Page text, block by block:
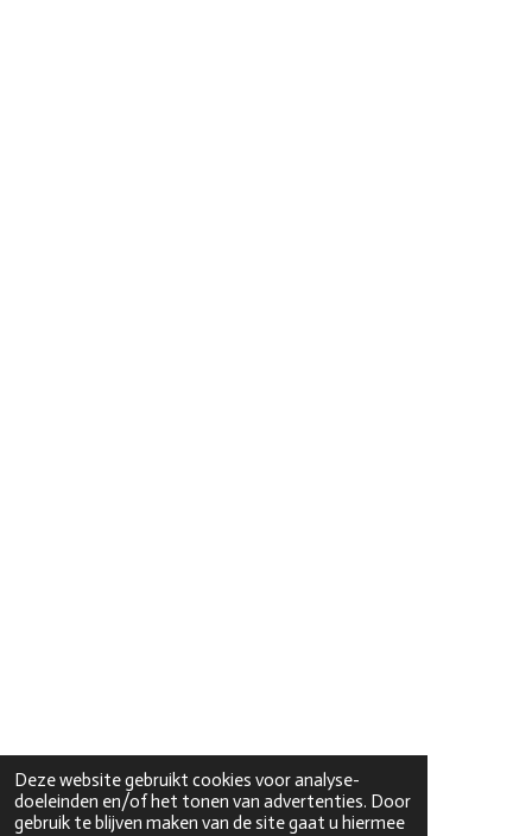
Deze website gebruikt cookies voor analyse-
doeleinden en/of het tonen van advertenties. Door
gebruik te blijven maken van de site gaat u hiermee